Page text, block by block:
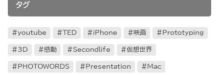
タグ
youtube TED iPhone 映画 Prototyping
3D 感動 Secondlife 仮想世界
PHOTOWORDS Presentation Mac